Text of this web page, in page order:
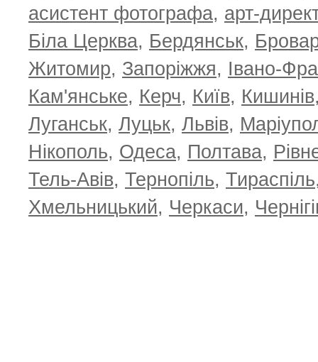
асистент фотографа, арт-
Біла Церква, Бердянськ,
Житомир, Запоріжжя, Івано-
Кам'янське, Керч, Київ, Кишинів
Луганськ, Луцьк, Львів,
Нікополь, Одеса, Полтава,
Тель-Авів, Тернопіль, Тираспіль
Хмельницький, Черкаси,